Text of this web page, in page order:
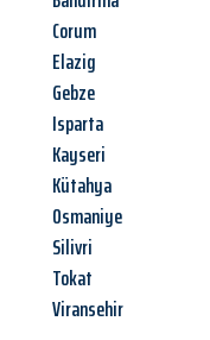
Corum
Elazig
Gebze
Isparta
Kayseri
Kütahya
Osmaniye
Silivri
Tokat
Viransehir